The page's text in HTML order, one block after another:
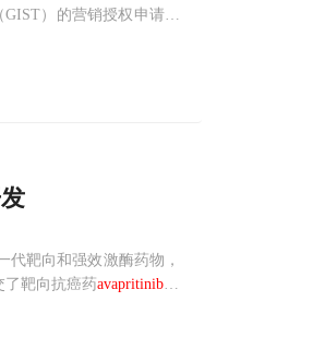
）的营销授权申请，
代靶向和强效激酶药物，
了靶向抗癌药avapritinib的